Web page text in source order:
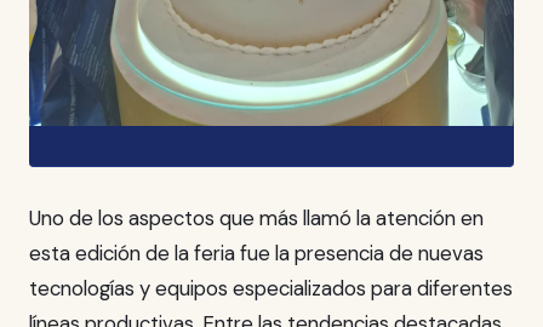
Uno de los aspectos que más llamó la atención en
esta edición de la feria fue la presencia de nuevas
tecnologías y equipos especializados para diferentes